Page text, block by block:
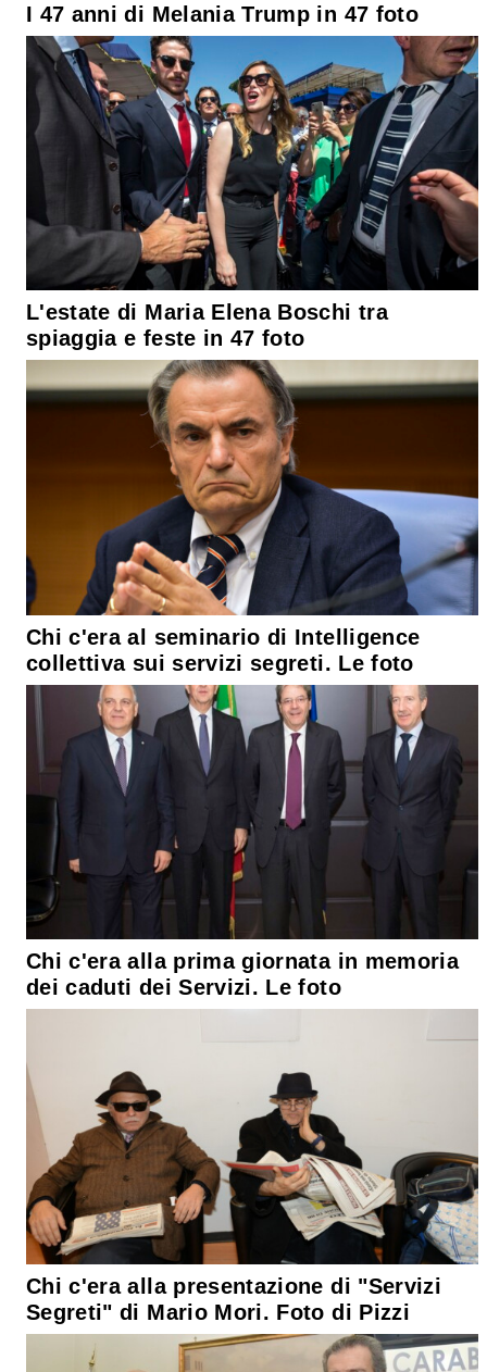
I 47 anni di Melania Trump in 47 foto
L'estate di Maria Elena Boschi tra
spiaggia e feste in 47 foto
Chi c'era al seminario di Intelligence
collettiva sui servizi segreti. Le foto
Chi c'era alla prima giornata in memoria
dei caduti dei Servizi. Le foto
Chi c'era alla presentazione di "Servizi
Segreti" di Mario Mori. Foto di Pizzi